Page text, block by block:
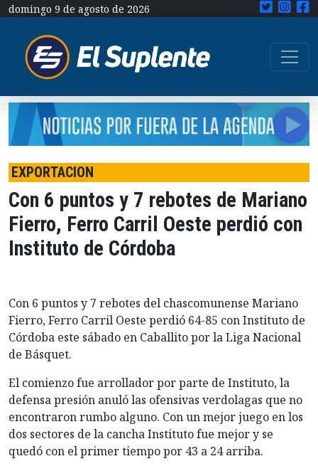
domingo 9 de agosto de 2026
EXPORTACION
Con 6 puntos y 7 rebotes de Mariano
Fierro, Ferro Carril Oeste perdió con
Instituto de Córdoba
Con 6 puntos y 7 rebotes del chascomunense Mariano
Fierro, Ferro Carril Oeste perdió 64-85 con Instituto de
Córdoba este sábado en Caballito por la Liga Nacional
de Básquet.
El comienzo fue arrollador por parte de Instituto, la
defensa presión anuló las ofensivas verdolagas que no
encontraron rumbo alguno. Con un mejor juego en los
dos sectores de la cancha Instituto fue mejor y se
quedó con el primer tiempo por 43 a 24 arriba.